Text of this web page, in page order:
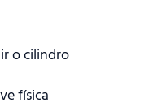
o cilindro
física